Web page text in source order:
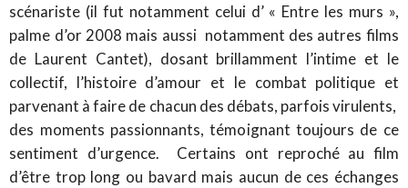
scénariste (il fut notamment celui d’ « Entre les murs »,
palme d’or 2008 mais aussi notamment des autres films
de Laurent Cantet), dosant brillamment l’intime et le
collectif, l’histoire d’amour et le combat politique et
parvenant à faire de chacun des débats, parfois virulents,
des moments passionnants, témoignant toujours de ce
sentiment d’urgence. Certains ont reproché au film
d’être trop long ou bavard mais aucun de ces échanges